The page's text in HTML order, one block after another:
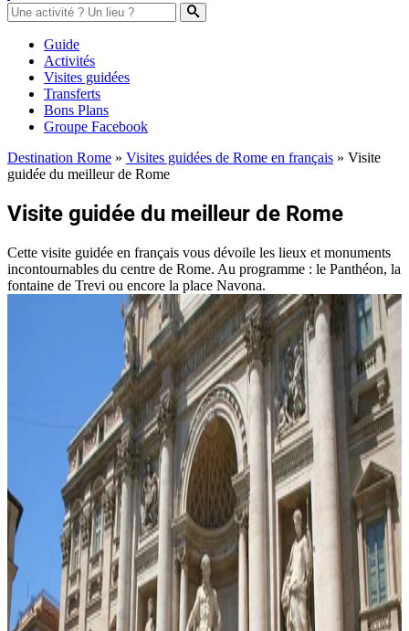
Guide
Activités
Visites guidées
Transferts
Bons Plans
Groupe Facebook
Destination Rome » Visites guidées de Rome en français » Visite
guidée du meilleur de Rome
Visite guidée du meilleur de Rome
Cette visite guidée en français vous dévoile les lieux et monuments
incontournables du centre de Rome. Au programme : le Panthéon, la
fontaine de Trevi ou encore la place Navona.